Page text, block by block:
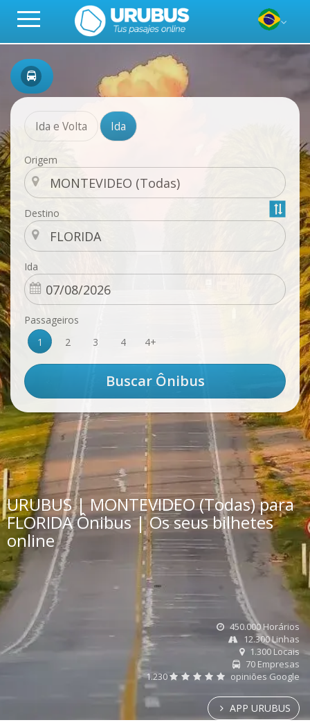
Ida e Volta Ida
Origem
Destino
Ida
Passageiros
1
2 3 4 4+
URUBUS | MONTEVIDEO (Todas) para
FLORIDA Ônibus | Os seus bilhetes
online
450.000 Horários
12.300 Linhas
1.300 Locais
70 Empresas
1.230
opiniões Google
APP URUBUS